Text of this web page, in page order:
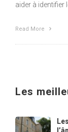
aider à identifier
Read More
Les